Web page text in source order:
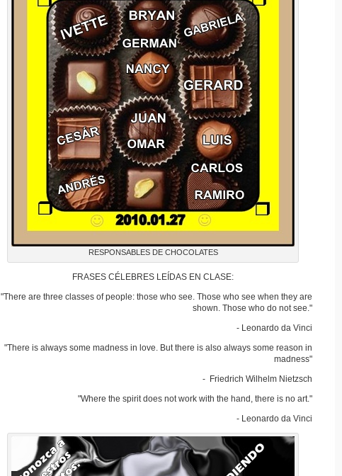
RESPONSABLES DE CHOCOLATES
FRASES CÉLEBRES LEÍDAS EN CLASE:
"There are three classes of people: those who see. Those who see when they are
shown. Those who do not see."
- Leonardo da Vinci
"There is always some madness in love. But there is also always some reason in
madness"
- Friedrich Wilhelm Nietzsch
"Where the spirit does not work with the hand, there is no art."
- Leonardo da Vinci